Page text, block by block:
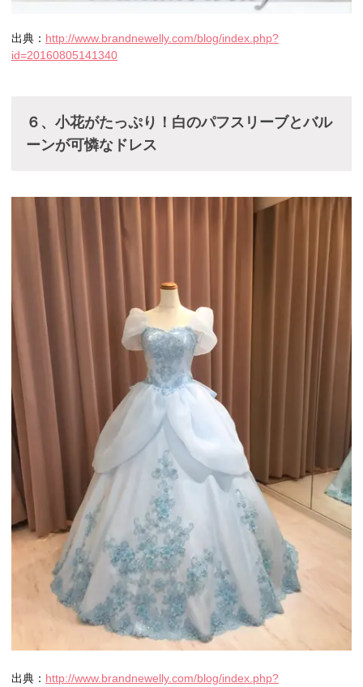
出典： http://www.brandnewelly.com/blog/index.php?
id=20160805141340
６、小花がたっぷり！白のパフスリーブとバル
ーンが可憐なドレス
出典： http://www.brandnewelly.com/blog/index.php?